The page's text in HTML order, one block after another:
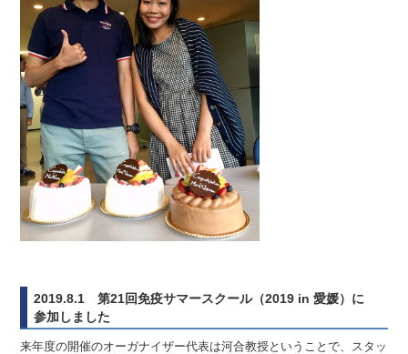
2019.8.1 第21回免疫サマースクール（2019 in 愛媛）に
参加しました
来年度の開催のオーガナイザー代表は河合教授ということで、スタッ